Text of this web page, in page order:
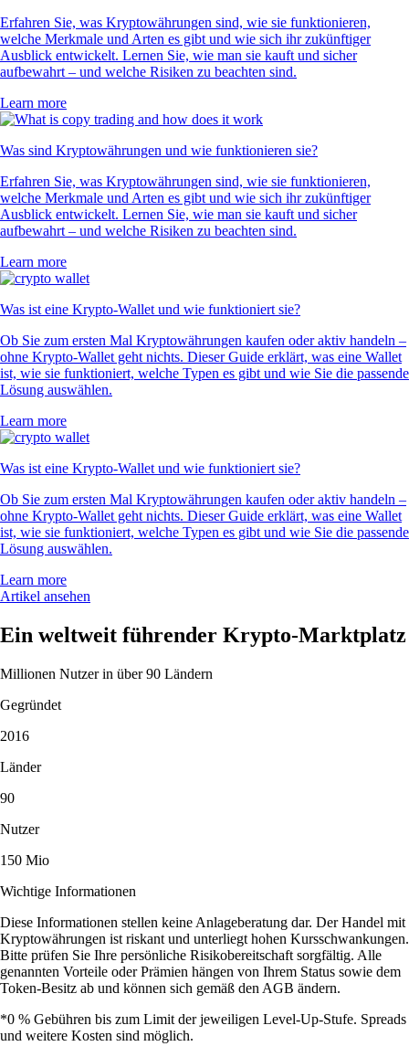
Erfahren Sie, was Kryptowährungen sind, wie sie funktionieren,
welche Merkmale und Arten es gibt und wie sich ihr zukünftiger
Ausblick entwickelt. Lernen Sie, wie man sie kauft und sicher
aufbewahrt – und welche Risiken zu beachten sind.
Learn more
Was sind Kryptowährungen und wie funktionieren sie?
Erfahren Sie, was Kryptowährungen sind, wie sie funktionieren,
welche Merkmale und Arten es gibt und wie sich ihr zukünftiger
Ausblick entwickelt. Lernen Sie, wie man sie kauft und sicher
aufbewahrt – und welche Risiken zu beachten sind.
Learn more
Was ist eine Krypto-Wallet und wie funktioniert sie?
Ob Sie zum ersten Mal Kryptowährungen kaufen oder aktiv handeln –
ohne Krypto-Wallet geht nichts. Dieser Guide erklärt, was eine Wallet
ist, wie sie funktioniert, welche Typen es gibt und wie Sie die passende
Lösung auswählen.
Learn more
Was ist eine Krypto-Wallet und wie funktioniert sie?
Ob Sie zum ersten Mal Kryptowährungen kaufen oder aktiv handeln –
ohne Krypto-Wallet geht nichts. Dieser Guide erklärt, was eine Wallet
ist, wie sie funktioniert, welche Typen es gibt und wie Sie die passende
Lösung auswählen.
Learn more
Artikel ansehen
Ein weltweit führender Krypto-Marktplatz
Millionen Nutzer in über 90 Ländern
Gegründet
2016
Länder
90
Nutzer
150 Mio
Wichtige Informationen
Diese Informationen stellen keine Anlageberatung dar. Der Handel mit
Kryptowährungen ist riskant und unterliegt hohen Kursschwankungen.
Bitte prüfen Sie Ihre persönliche Risikobereitschaft sorgfältig. Alle
genannten Vorteile oder Prämien hängen von Ihrem Status sowie dem
Token-Besitz ab und können sich gemäß den AGB ändern.
*0 % Gebühren bis zum Limit der jeweiligen Level-Up-Stufe. Spreads
und weitere Kosten sind möglich.